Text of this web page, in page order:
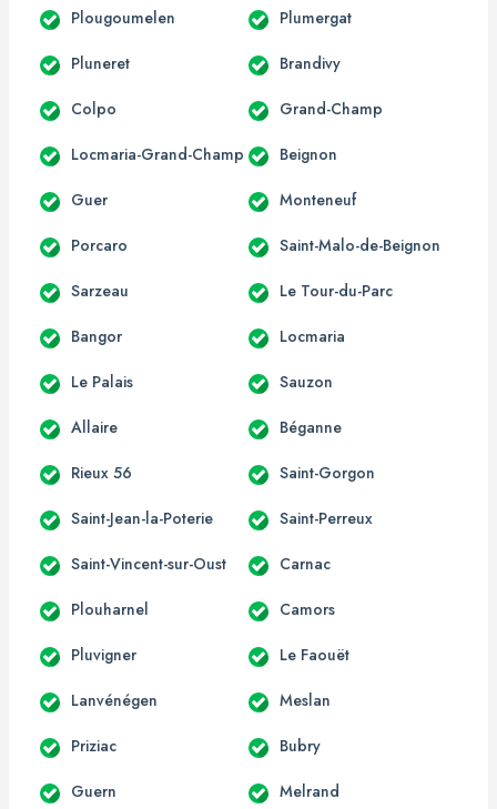
Plougoumelen Plumergat
Pluneret Brandivy
Colpo Grand-Champ
Locmaria-Grand-Champ Beignon
Guer Monteneuf
Porcaro Saint-Malo-de-Beignon
Sarzeau Le Tour-du-Parc
Bangor Locmaria
Le Palais Sauzon
Allaire Béganne
Rieux 56 Saint-Gorgon
Saint-Jean-la-Poterie Saint-Perreux
Saint-Vincent-sur-Oust Carnac
Plouharnel Camors
Pluvigner Le Faouët
Lanvénégen Meslan
Priziac Bubry
Guern Melrand